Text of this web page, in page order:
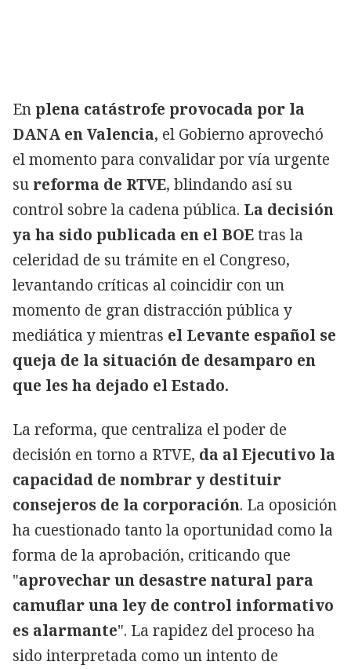
En plena catástrofe provocada por la
DANA en Valencia, el Gobierno aprovechó
el momento para convalidar por vía urgente
su reforma de RTVE, blindando así su
control sobre la cadena pública. La decisión
ya ha sido publicada en el BOEtras la
celeridad de su trámite en el Congreso,
levantando críticas al coincidir con un
momento de gran distracción pública y
mediática y mientras el Levante español se
queja de la situación de desamparo en
que les ha dejado el Estado.
La reforma, que centraliza el poder de
decisión en torno a RTVE, da al Ejecutivo la
capacidad de nombrar y destituir
consejeros de la corporación. La oposición
ha cuestionado tanto la oportunidad como la
forma de la aprobación, criticando que
"aprovechar un desastre natural para
camuflar una ley de control informativo
es alarmante". La rapidez del proceso ha
sido interpretada como un intento de